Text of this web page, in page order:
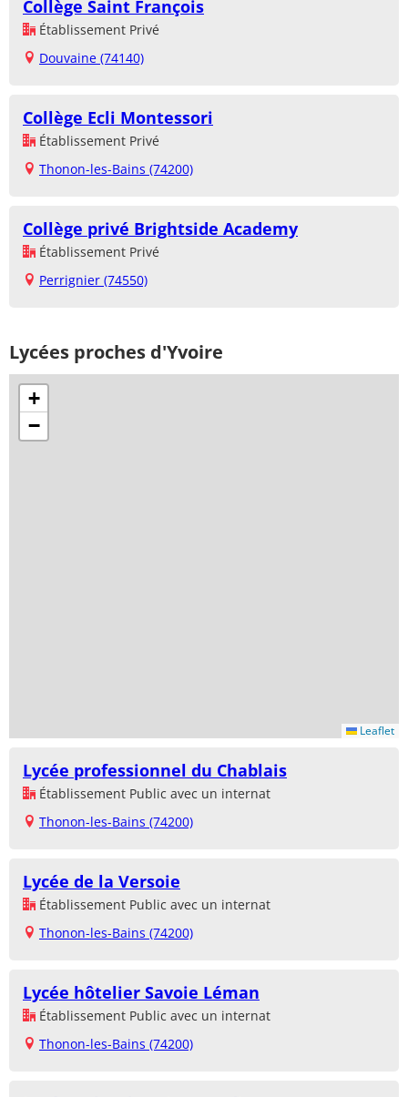
Collège Saint François
Établissement Privé
Douvaine (74140)
Collège Ecli Montessori
Établissement Privé
Thonon-les-Bains (74200)
Collège privé Brightside Academy
Établissement Privé
Perrignier (74550)
Lycées proches d'Yvoire
+
−
Leaflet
Lycée professionnel du Chablais
Établissement Public avec un internat
Thonon-les-Bains (74200)
Lycée de la Versoie
Établissement Public avec un internat
Thonon-les-Bains (74200)
Lycée hôtelier Savoie Léman
Établissement Public avec un internat
Thonon-les-Bains (74200)